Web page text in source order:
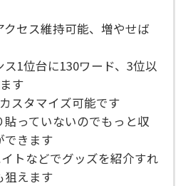
クセス維持可能、増やせば
ス1位台に130ワード、3位以
す
スタマイズ可能です
貼っていないのでもっと収
できます
トなどでグッズを紹介すれ
狙えます